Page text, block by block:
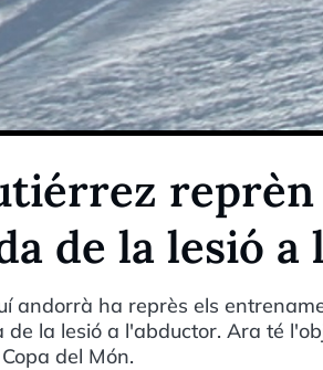
de la lesió a
andorrà ha reprès els
la lesió a l'abductor. Ara té
del Món.